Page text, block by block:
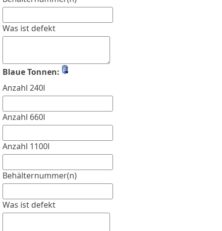
Was ist defekt
Blaue Tonnen:
Anzahl 240l
Anzahl 660l
Anzahl 1100l
Behälternummer(n)
Was ist defekt